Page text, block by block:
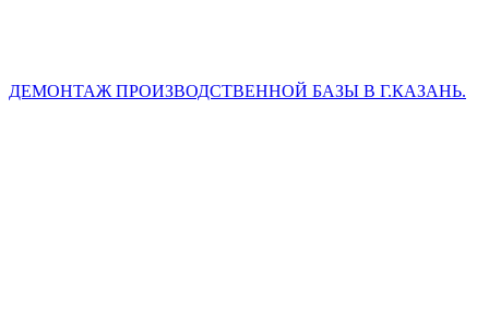
ДЕМОНТАЖ ПРОИЗВОДСТВЕННОЙ БАЗЫ В Г.КАЗАНЬ.